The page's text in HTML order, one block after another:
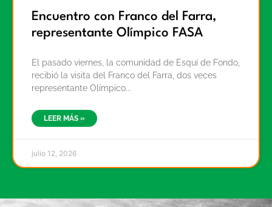
Encuentro con Franco del Farra,
representante Olímpico FASA
El pasado viernes, la comunidad de Esquí de Fondo,
recibió la visita del Franco del Farra, dos veces
representante Olímpico
LEER MÁS »
julio 12, 2026